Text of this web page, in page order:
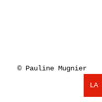
© Pauline Mugnier